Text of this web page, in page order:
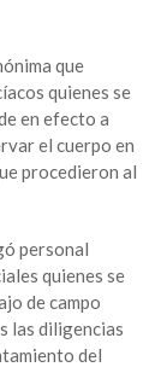
que
quienes se
en efecto a
el cuerpo en
procedieron al
personal
quienes se
de campo
las diligencias
del